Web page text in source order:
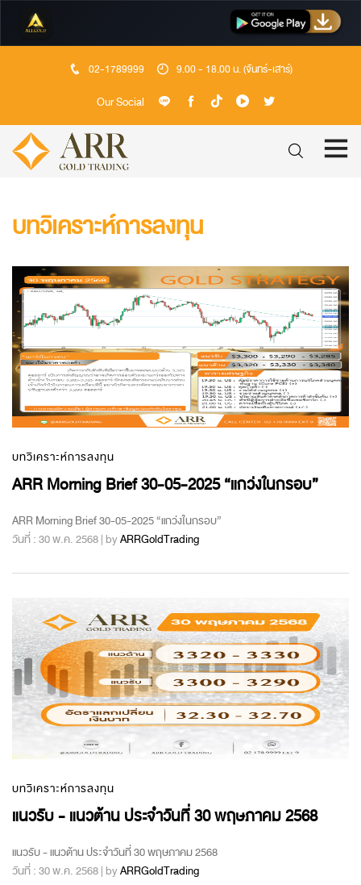
02-1789999 9.00 - 18.00 น. (จันทร์-เสาร์)
Our Social
บทวิเคราะห์การลงทุน
บทวิเคราะห์การลงทุน
ARR Morning Brief 30-05-2025 “แกว่งในกรอบ”
ARR Morning Brief 30-05-2025 “แกว่งในกรอบ”
วันที่ : 30 พ.ค. 2568 | byARRGoldTrading
บทวิเคราะห์การลงทุน
แนวรับ - แนวต้าน ประจำวันที่ 30 พฤษภาคม 2568
แนวรับ - แนวต้าน ประจำวันที่ 30 พฤษภาคม 2568
วันที่ : 30 พ.ค. 2568 | byARRGoldTrading